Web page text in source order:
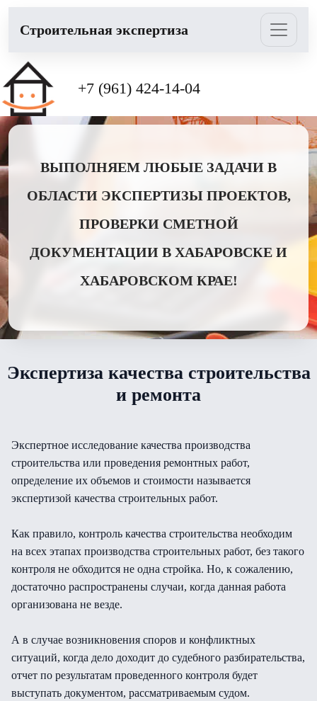
Cтроительная экспертиза
+7 (961) 424-14-04
ВЫПОЛНЯЕМ ЛЮБЫЕ ЗАДАЧИ В
ОБЛАСТИ ЭКСПЕРТИЗЫ ПРОЕКТОВ,
ПРОВЕРКИ СМЕТНОЙ
ДОКУМЕНТАЦИИ В ХАБАРОВСКЕ И
ХАБАРОВСКОМ КРАЕ!
Экспертиза качества строительства
и ремонта
Экспертное исследование качества производства
строительства или проведения ремонтных работ,
определение их объемов и стоимости называется
экспертизой качества строительных работ.
Как правило, контроль качества строительства необходим
на всех этапах производства строительных работ, без такого
контроля не обходится не одна стройка. Но, к сожалению,
достаточно распространены случаи, когда данная работа
организована не везде.
А в случае возникновения споров и конфликтных
ситуаций, когда дело доходит до судебного разбирательства,
отчет по результатам проведенного контроля будет
выступать документом, рассматриваемым судом.